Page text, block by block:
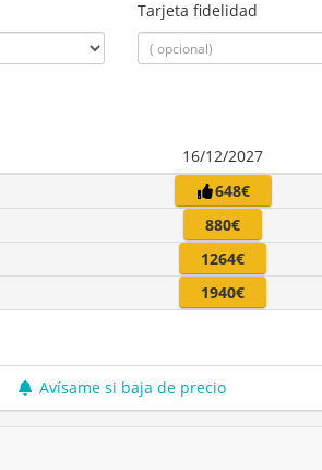
Tarjeta fidelidad
16/12/2027
648€
880€
1264€
1940€
Avísame si baja de precio